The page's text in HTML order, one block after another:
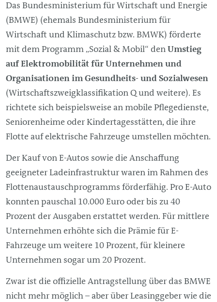
Das Bundesministerium für Wirtschaft und Energie
(BMWE) (ehemals Bundesministerium für
Wirtschaft und Klimaschutz bzw. BMWK) förderte
mit dem Programm „Sozial & Mobil“ denUmstieg
auf Elektromobilität für Unternehmen und
Organisationen im Gesundheits- und Sozialwesen
(Wirtschaftszweigklassifikation Q und weitere). Es
richtete sich beispielsweise an mobile Pflegedienste,
Seniorenheime oder Kindertagesstätten, die ihre
Flotte auf elektrische Fahrzeuge umstellen möchten.
Der Kauf von E-Autos sowie die Anschaffung
geeigneter Ladeinfrastruktur waren im Rahmen des
Flottenaustauschprogramms förderfähig. Pro E-Auto
konnten pauschal 10.000 Euro oder bis zu 40
Prozent der Ausgaben erstattet werden. Für mittlere
Unternehmen erhöhte sich die Prämie für E-
Fahrzeuge um weitere 10 Prozent, für kleinere
Unternehmen sogar um 20 Prozent.
Zwar ist die offizielle Antragstellung über das BMWE
nicht mehr möglich – aber über Leasinggeber wie die